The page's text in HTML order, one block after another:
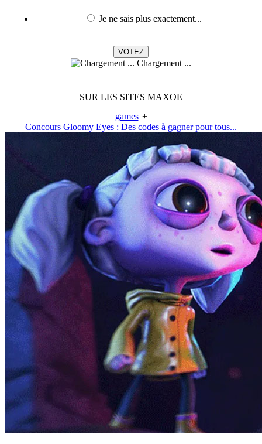
Je ne sais plus exactement...
Chargement ...
SUR LES SITES MAXOE
games +
Concours Gloomy Eyes : Des codes à gagner pour tous...